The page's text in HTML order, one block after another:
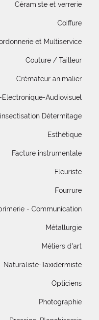
Céramiste et verrerie
Coiffure
et Multiservice
Couture / Tailleur
Crémateur animalier
Audiovisuel
Détermitage
Esthétique
Facture instrumentale
Fleuriste
Fourrure
- Communication
Métallurgie
Métiers d'art
Naturaliste-Taxidermiste
Opticiens
Photographie